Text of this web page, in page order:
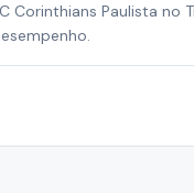
Corinthians Paulista no